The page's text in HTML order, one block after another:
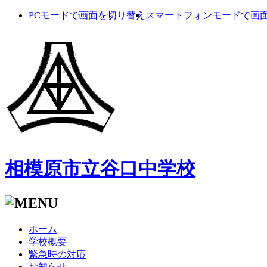
PCモードで画面を切り替え スマートフォンモードで画
相模原市立谷口中学校
ホーム
学校概要
緊急時の対応